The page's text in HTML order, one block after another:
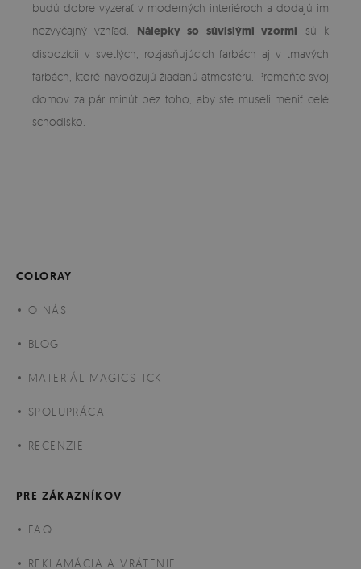
budú dobre vyzerať v moderných interiéroch a dodajú im
nezvyčajný vzhľad. Nálepky so súvislými vzormi sú k
dispozícii v svetlých, rozjasňujúcich farbách aj v tmavých
farbách, ktoré navodzujú žiadanú atmosféru. Premeňte svoj
domov za pár minút bez toho, aby ste museli meniť celé
schodisko.
COLORAY
O NÁS
BLOG
MATERIÁL MAGICSTICK
SPOLUPRÁCA
RECENZIE
PRE ZÁKAZNÍKOV
FAQ
REKLAMÁCIA A VRÁTENIE